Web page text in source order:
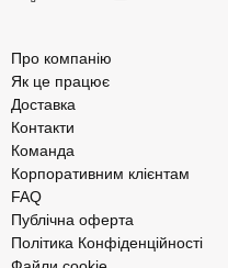
Про компанію
Як це працює
Доставка
Контакти
Команда
Корпоративним клієнтам
FAQ
Публічна оферта
Політика Конфіденційності